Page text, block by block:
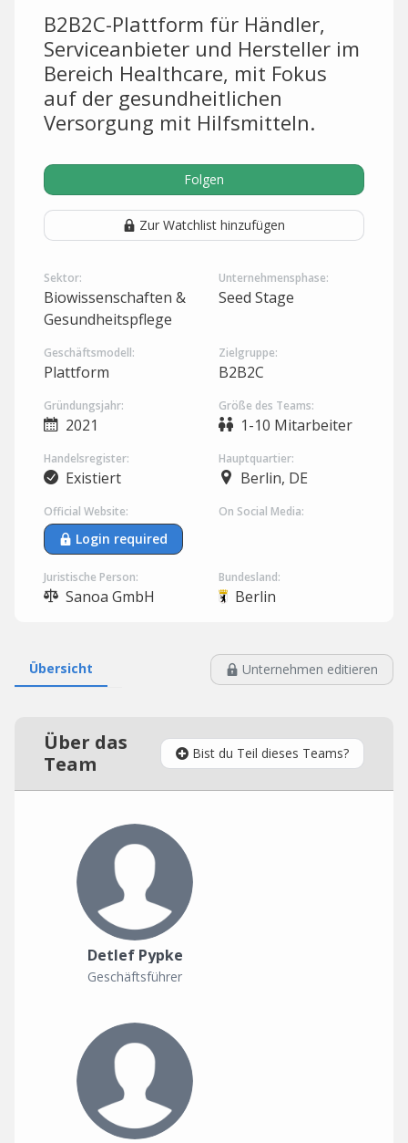
B2B2C-Plattform für Händler,
Serviceanbieter und Hersteller im
Bereich Healthcare, mit Fokus
auf der gesundheitlichen
Versorgung mit Hilfsmitteln.
Folgen
Zur Watchlist hinzufügen
Sektor:
Biowissenschaften &
Gesundheitspflege
Unternehmensphase:
Seed Stage
Geschäftsmodell:
Plattform
Zielgruppe:
B2B2C
Gründungsjahr:
2021
Größe des Teams:
1-10 Mitarbeiter
Handelsregister:
Existiert
Hauptquartier:
Berlin, DE
Official Website:
Login required
On Social Media:
Juristische Person:
Sanoa GmbH
Bundesland:
Berlin
Übersicht Unternehmen editieren
Über das
Team
Bist du Teil dieses Teams?
Detlef Pypke
Geschäftsführer